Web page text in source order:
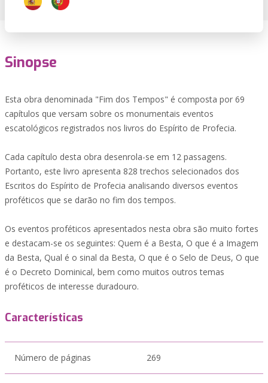
Sinopse
Esta obra denominada "Fim dos Tempos" é composta por 69
capítulos que versam sobre os monumentais eventos
escatológicos registrados nos livros do Espírito de Profecia.
Cada capítulo desta obra desenrola-se em 12 passagens.
Portanto, este livro apresenta 828 trechos selecionados dos
Escritos do Espírito de Profecia analisando diversos eventos
proféticos que se darão no fim dos tempos.
Os eventos proféticos apresentados nesta obra são muito fortes
e destacam-se os seguintes: Quem é a Besta, O que é a Imagem
da Besta, Qual é o sinal da Besta, O que é o Selo de Deus, O que
é o Decreto Dominical, bem como muitos outros temas
proféticos de interesse duradouro.
Características
Número de páginas 269